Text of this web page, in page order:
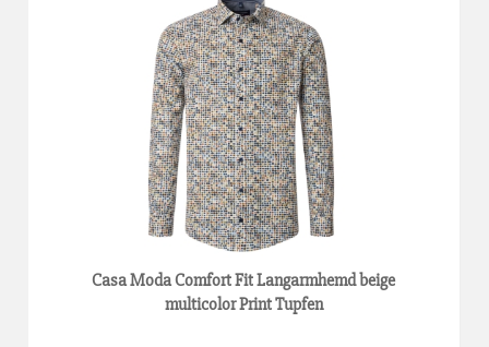
Casa Moda Comfort Fit Langarmhemd beige
multicolor Print Tupfen